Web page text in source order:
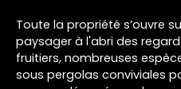
Toute la propriété s’ouvre
paysager à l'abri des
fruitiers, nombreuses
sous pergolas conviviales